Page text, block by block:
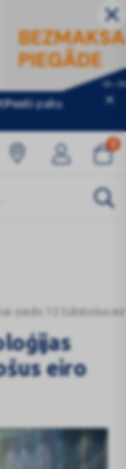
paku
0
ziedo 12 tūkstošus
eiro